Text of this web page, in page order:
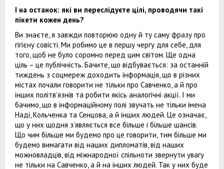
І на останок: які ви переслідуєте цілі, проводячи такі
пікети кожен день?
Ви знаєте, я завжди повторюю одну й ту саму фразу про
гігієну совісті. Ми робимо це в першу чергу для себе, для
того, щоб не було соромно перед цим світом. Ще одна
ціль – це публічність. Бачите, що відбувається: за останній
тиждень з соцмереж доходить інформація, що в різних
містах почали говорити не тільки про Савченко, а й про
інших політв’язнів та робити якісь аналогічні акції. І ми
бачимо, що в інформаційному полі звучать не тільки імена
Наді, Кольченка та Сенцова, а й інших людей. Це означає,
що у них щодня з’являється все більше і більше шансів.
Що чим більше ми будемо про це говорити, тим більше ми
будемо вимагати від наших дипломатів, від наших
можновладців, від міжнародної спільноти звернути увагу
не тільки на Савченко, а й на інших людей. Так у них буде